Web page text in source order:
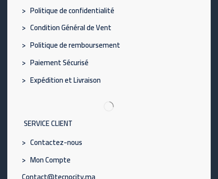
> Politique de confidentialité
> Condition Général de Vent
> Politique de remboursement
> Paiement Sécurisé
> Expédition et Livraison
SERVICE CLIENT
> Contactez-nous
> Mon Compte